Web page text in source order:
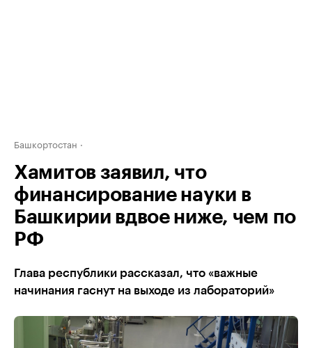
Башкортостан
Хамитов заявил, что
финансирование науки в
Башкирии вдвое ниже, чем по
РФ
Глава республики рассказал, что «важные
начинания гаснут на выходе из лабораторий»